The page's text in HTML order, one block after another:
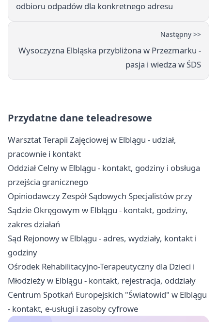
odbioru odpadów dla konkretnego adresu
Następny >>
Wysoczyzna Elbląska przybliżona w Przezmarku -
pasja i wiedza w ŚDS
Przydatne dane teleadresowe
Warsztat Terapii Zajęciowej w Elblągu - udział,
pracownie i kontakt
Oddział Celny w Elblągu - kontakt, godziny i obsługa
przejścia granicznego
Opiniodawczy Zespół Sądowych Specjalistów przy
Sądzie Okręgowym w Elblągu - kontakt, godziny,
zakres działań
Sąd Rejonowy w Elblągu - adres, wydziały, kontakt i
godziny
Ośrodek Rehabilitacyjno-Terapeutyczny dla Dzieci i
Młodzieży w Elblągu - kontakt, rejestracja, oddziały
Centrum Spotkań Europejskich "Światowid" w Elblągu
- kontakt, e-usługi i zasoby cyfrowe